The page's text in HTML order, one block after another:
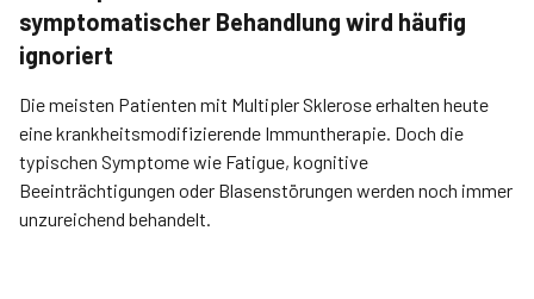
symptomatischer Behandlung wird häufig
ignoriert
Die meisten Patienten mit Multipler Sklerose erhalten heute
eine krankheitsmodifizierende Immuntherapie. Doch die
typischen Symptome wie Fatigue, kognitive
Beeinträchtigungen oder Blasenstörungen werden noch immer
unzureichend behandelt.